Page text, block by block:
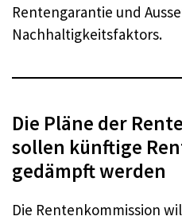
Rentengarantie und
Nachhaltigkeitsfaktors.
Die Pläne der
sollen künftige
gedämpft werden
Die Rentenkommission